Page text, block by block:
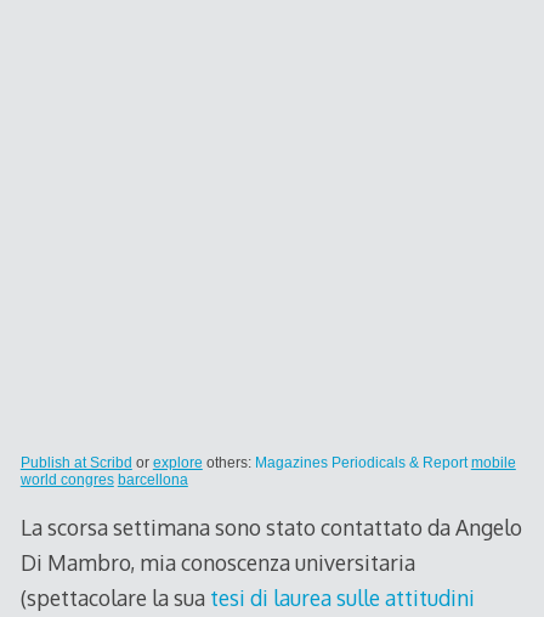
Publish at Scribd or explore others: Magazines Periodicals & Report mobile
world congres barcellona
La scorsa settimana sono stato contattato da Angelo
Di Mambro, mia conoscenza universitaria
(spettacolare la sua tesi di laurea sulle attitudini